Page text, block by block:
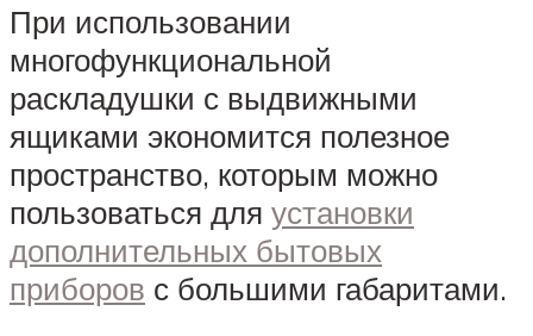
При использовании
многофункциональной
раскладушки с выдвижными
ящиками экономится полезное
пространство, которым можно
пользоваться для установки
дополнительных бытовых
приборов с большими габаритами.